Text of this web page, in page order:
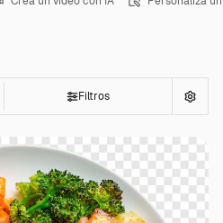
Filtros